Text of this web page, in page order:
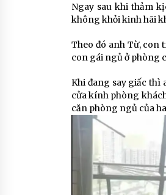
Ngay sau khi thảm
không khỏi kinh hãi
Theo đó anh Từ, con
con gái ngủ ở phòng
Khi đang say giấc thì
cửa kính phòng
căn phòng ngủ của